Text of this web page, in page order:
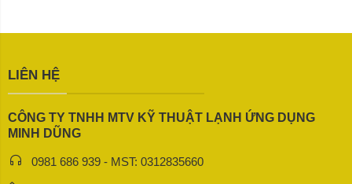
LIÊN HỆ
CÔNG TY TNHH MTV KỸ THUẬT LẠNH ỨNG DỤNG
MINH DŨNG
0981 686 939 - MST: 0312835660